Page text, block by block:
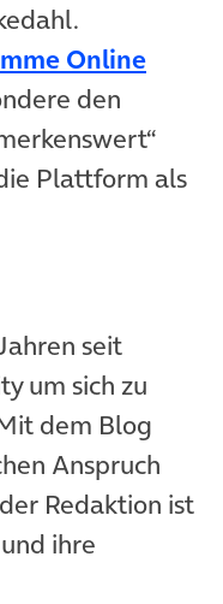
Online
den
Plattform als
seit
um sich zu
dem Blog
Anspruch
Redaktion ist
ihre